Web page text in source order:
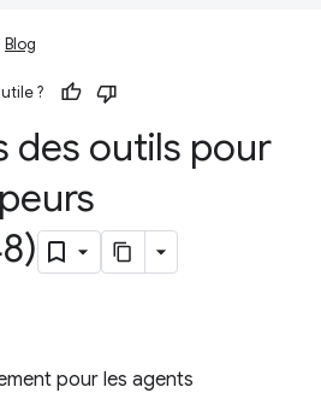
Blog
?
des outils pour
pour les agents